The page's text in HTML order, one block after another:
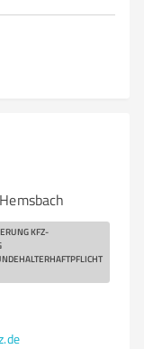
KFZ-